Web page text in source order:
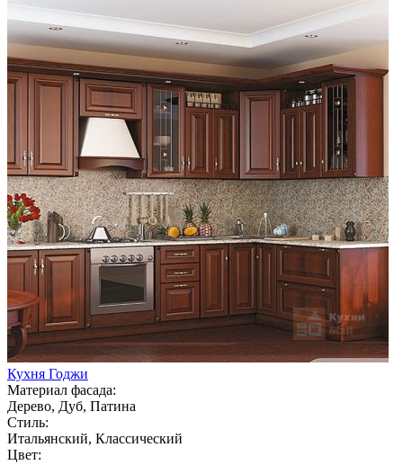
Кухня Годжи
Материал фасада:
Дерево, Дуб, Патина
Стиль:
Итальянский, Классический
Цвет: